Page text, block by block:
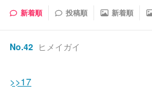
新着順 投稿順 新着順
No.42 ヒメイガイ
>>17